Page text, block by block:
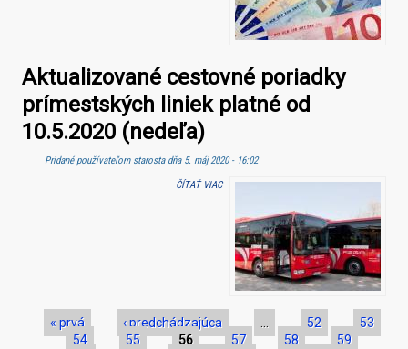
Aktualizované cestovné poriadky
prímestských liniek platné od
10.5.2020 (nedeľa)
Pridané používateľom starostadňa 5. máj 2020 - 16:02
ČÍTAŤ VIACO AKTUALIZOVANÉ CESTOVNÉ PORIADKY
PRÍMESTSKÝCH LINIEK PLATNÉ OD 10.5.2020
(NEDEĽA)
Stránky
« prvá ‹ predchádzajúca … 52
53
54
55 56 57 58
59